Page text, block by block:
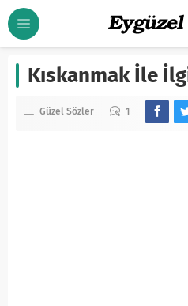
Kıskanmak İle
Güzel Sözler 1